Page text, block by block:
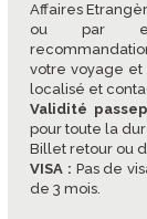
Affaires
ou par
votre voyage et
localisé et
Validité
pour toute la
Billet retour ou
VISA : Pas de
de 3 mois.